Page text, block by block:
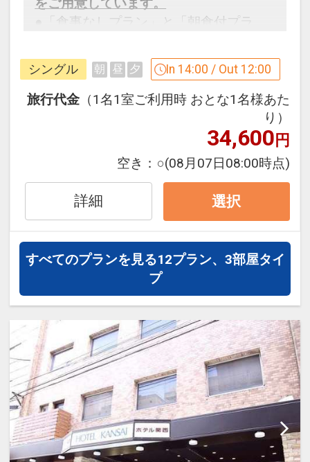
●「食事なしプラン」と「朝食付プラ
※ご覧のページがどちらかを【食事条
件】の項目でご確認のうえ、予約にお進
み下さい。
設定期間：2026年4月1日～2026年9月
インターネットコース番号：DP-1-
17511066
シングル 朝 昼 夕 In 14:00 / Out 12:00
旅行代金 （1名1室ご利用時 おとな1名様あた
り）
34,600円
空き： ○(08月07日08:00時点)
詳細 選択
すべてのプランを見る12プラン、3部屋タイ
プ